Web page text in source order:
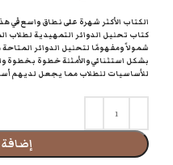
الكتاب الأكثر شهرة على نطاق واسع في
كتاب تحليل الدوائر التمهيدية لطلاب
شمولاً ومفهومًا لتحليل الدوائر
بشكل استثنائي والأمثلة خطوة بخطوة
للأساسيات للطلاب مما يجعل لديهم
إضافة